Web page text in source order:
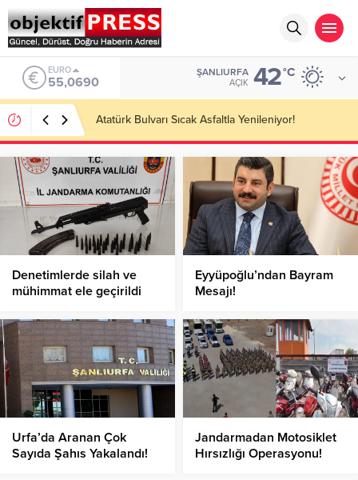
ALTIN
6.525,39
ŞANLIURFA
AÇIK 42°C
Temmuzda IPARD III Kapsamında 634,3 Milyon Lira
Hibe Ödemesi Yapıldı!
Denetimlerde silah ve
mühimmat ele geçirildi
Eyyüpoğlu’ndan Bayram
Mesajı!
Urfa’da Aranan Çok
Sayıda Şahıs Yakalandı!
Jandarmadan Motosiklet
Hırsızlığı Operasyonu!